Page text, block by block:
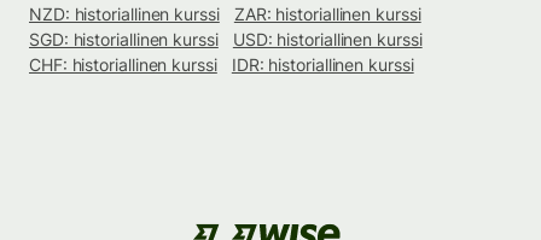
NZD: historiallinen kurssi
ZAR: historiallinen kurssi
SGD: historiallinen kurssi
USD: historiallinen kurssi
CHF: historiallinen kurssi
IDR: historiallinen kurssi